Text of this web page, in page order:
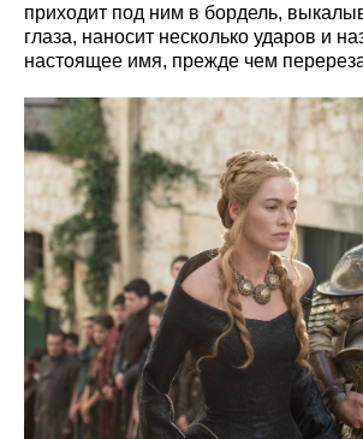
приходит под ним в бордель,
глаза, наносит несколько ударов и
настоящее имя, прежде чем